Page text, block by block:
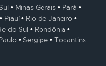
Minas Gerais
Pará
Piauí
Rio de Janeiro
do Sul
Rondônia
Sergipe Tocantins